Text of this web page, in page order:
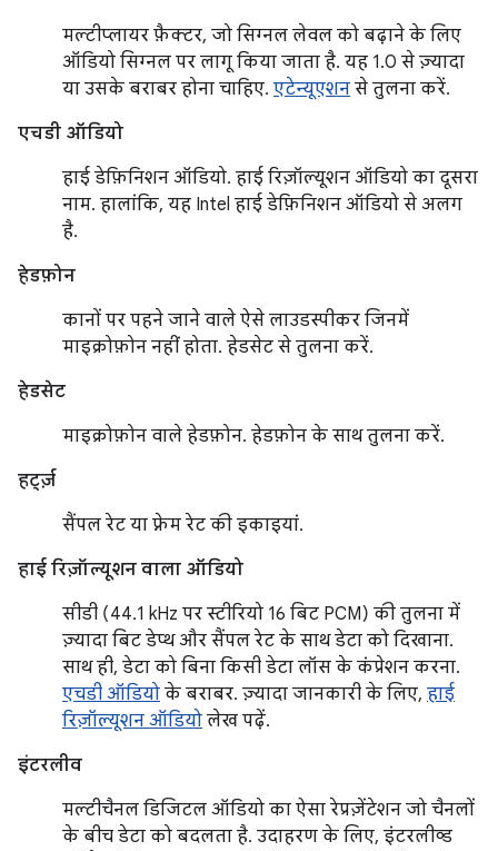
मल्टीप्लायर फ़ैक्टर, जो सिग्नल लेवल को बढ़ाने के लिए
ऑडियो सिग्नल पर लागू किया जाता है. यह 1.0 से ज़्यादा
या उसके बराबर होना चाहिए. एटेन्यूएशन से तुलना करें.
एचडी ऑडियो
हाई डेफ़िनिशन ऑडियो. हाई रिज़ॉल्यूशन ऑडियो का दूसरा
नाम. हालांकि, यह Intel हाई डेफ़िनिशन ऑडियो से अलग
है.
हेडफ़ोन
कानों पर पहने जाने वाले ऐसे लाउडस्पीकर जिनमें
माइक्रोफ़ोन नहीं होता. हेडसेट से तुलना करें.
हेडसेट
माइक्रोफ़ोन वाले हेडफ़ोन. हेडफ़ोन के साथ तुलना करें.
हर्ट्ज़
सैंपल रेट या फ़्रेम रेट की इकाइयां.
हाई रिज़ॉल्यूशन वाला ऑडियो
सीडी (44.1 kHz पर स्टीरियो 16 बिट PCM) की तुलना में
ज़्यादा बिट डेप्थ और सैंपल रेट के साथ डेटा को दिखाना.
साथ ही, डेटा को बिना किसी डेटा लॉस के कंप्रेशन करना.
एचडी ऑडियो के बराबर. ज़्यादा जानकारी के लिए, हाई
रिज़ॉल्यूशन ऑडियो लेख पढ़ें.
इंटरलीव
मल्टीचैनल डिजिटल ऑडियो का ऐसा रेप्रज़ेंटेशन जो चैनलों
के बीच डेटा को बदलता है. उदाहरण के लिए, इंटरलीव्ड